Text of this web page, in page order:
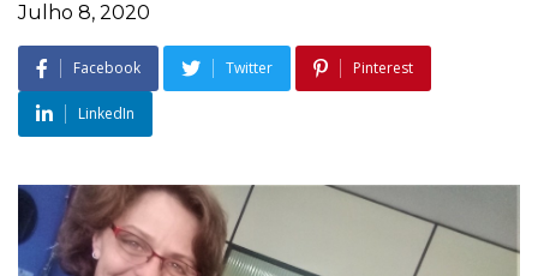
Julho 8, 2020
Facebook Twitter Pinterest
LinkedIn